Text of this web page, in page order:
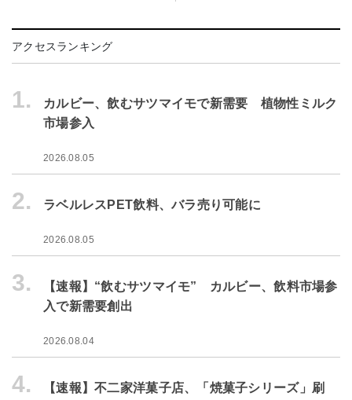
アクセスランキング
1.
カルビー、飲むサツマイモで新需要 植物性ミルク
市場参入
2026.08.05
2. ラベルレスPET飲料、バラ売り可能に
2026.08.05
3.
【速報】“飲むサツマイモ” カルビー、飲料市場参
入で新需要創出
2026.08.04
4.
【速報】不二家洋菓子店、「焼菓子シリーズ」刷